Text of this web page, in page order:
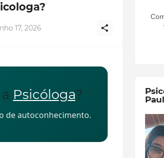
17, 2026
Psicóloga?
de autoconhecimento.